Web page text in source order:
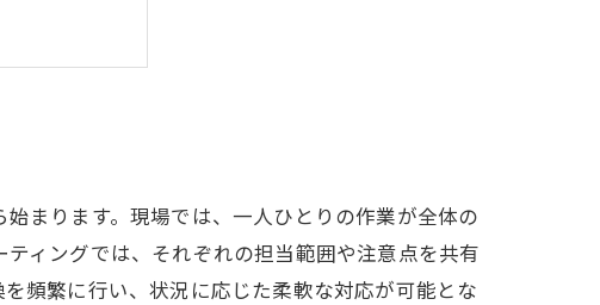
訣
ークの結晶
の向上
まります。現場では、一人ひとりの作業が全体の
ィングでは、それぞれの担当範囲や注意点を共有
頻繁に行い、状況に応じた柔軟な対応が可能とな